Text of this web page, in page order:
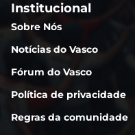
Institucional
Sobre Nós
Notícias do Vasco
Fórum do Vasco
Política de privacidade
Regras da comunidade